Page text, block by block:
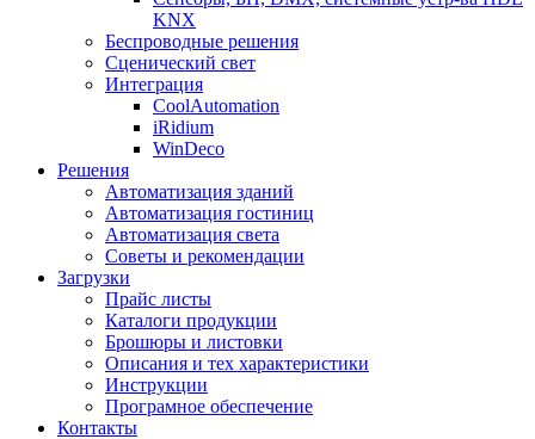
KNX
Беспроводные решения
Сценический свет
Интеграция
CoolAutomation
iRidium
WinDeco
Решения
Автоматизация зданий
Автоматизация гостиниц
Автоматизация света
Советы и рекомендации
Загрузки
Прайс листы
Каталоги продукции
Брошюры и листовки
Описания и тех характеристики
Инструкции
Програмное обеспечение
Контакты